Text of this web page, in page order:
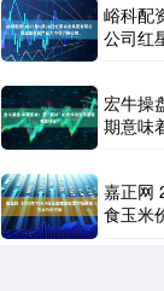
峪科配
公司红
宏牛操
期意味
嘉正网
食玉米